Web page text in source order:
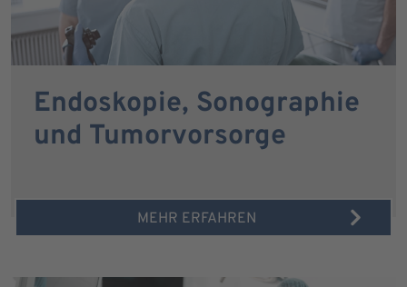
Endoskopie, Sonographie
und Tumorvorsorge
MEHR ERFAHREN